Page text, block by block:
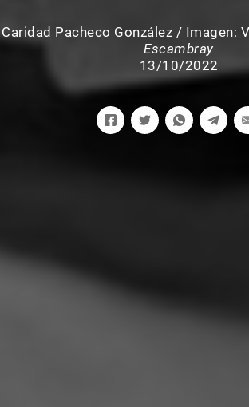
Pacheco González / Imagen:
Escambray
13/10/2022